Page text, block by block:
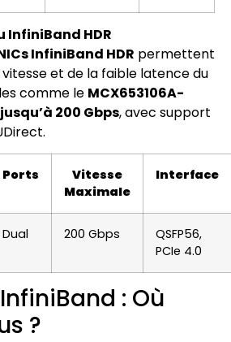
InfiniBand HDR
InfiniBand HDR permettent
et de la faible latence du
comme le MCX653106A-
jusqu’à 200 Gbps, avec support
Ports
Vitesse
Maximale
Interface
Dual 200 Gbps
QSFP56,
PCIe 4.0
: Où
?